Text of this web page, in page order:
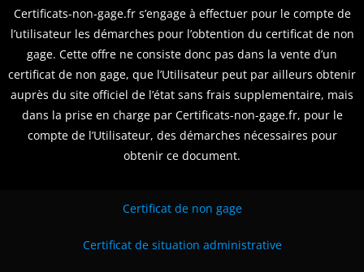
Certificats-non-gage.fr s’engage à effectuer pour le compte de
l’utilisateur les démarches pour l’obtention du certificat de non
gage. Cette offre ne consiste donc pas dans la vente d’un
certificat de non gage, que l’Utilisateur peut par ailleurs obtenir
auprès du site officiel de l’état sans frais supplementaire, mais
dans la prise en charge par Certificats-non-gage.fr, pour le
compte de l’Utilisateur, des démarches nécessaires pour
obtenir ce document.
Certificat de non gage
Certificat de situation administrative